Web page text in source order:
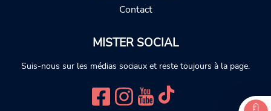
Contact
MISTER SOCIAL
Suis-nous sur les médias sociaux et reste toujours à la page.